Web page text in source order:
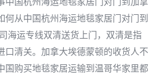
何从中国杭州海运地毯家居门对门到
海运专线双清送货上门，双清是指
口清关。加拿大埃德蒙顿的收货人不
国购买地毯家居运输到温哥华家里都